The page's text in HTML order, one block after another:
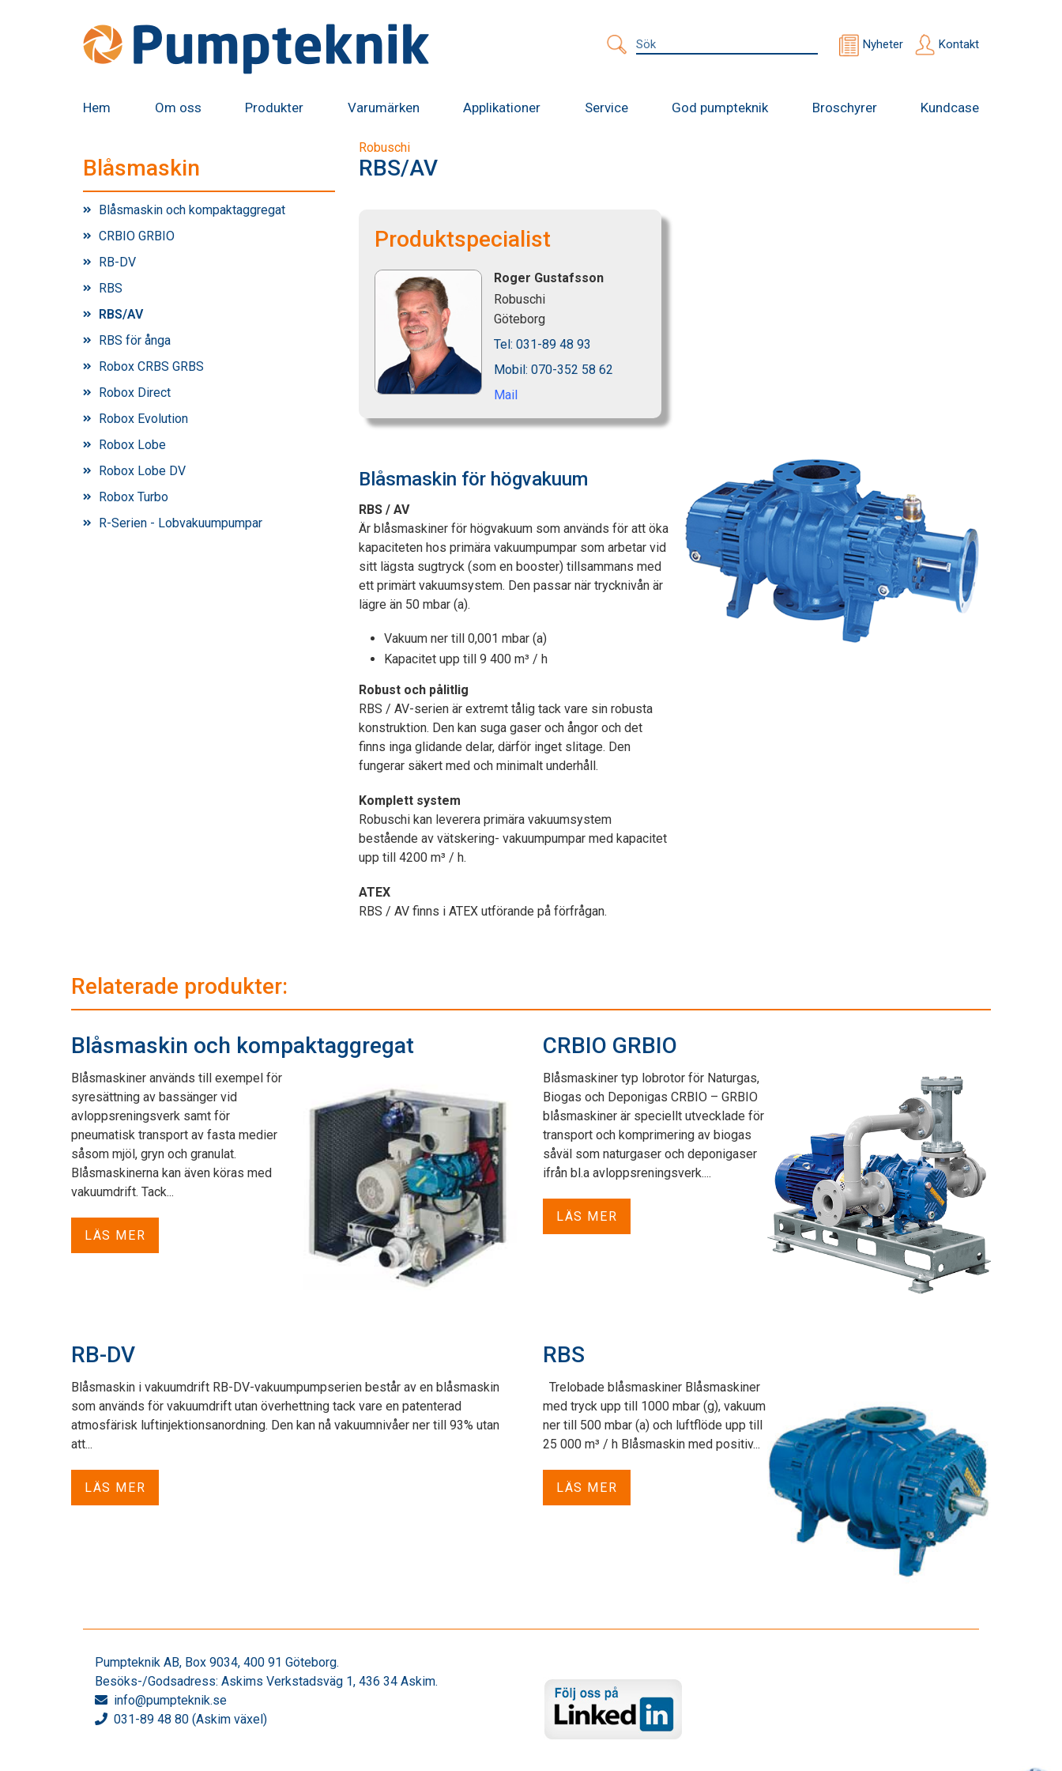
Sök
Nyheter Kontakt
Hem Om oss Produkter Varumärken Applikationer Service God pumpteknik Broschyrer Kundcase
Blåsmaskin
Blåsmaskin och kompaktaggregat
CRBIO GRBIO
RB-DV
RBS
RBS/AV
RBS för ånga
Robox CRBS GRBS
Robox Direct
Robox Evolution
Robox Lobe
Robox Lobe DV
Robox Turbo
R-Serien - Lobvakuumpumpar
Robuschi
RBS/AV
Produktspecialist
Roger Gustafsson
Robuschi
Göteborg
Tel: 031-89 48 93
Mobil: 070-352 58 62
Mail
Blåsmaskin för högvakuum
RBS / AV
Är blåsmaskiner för högvakuum som används för att öka
kapaciteten hos primära vakuumpumpar som arbetar vid
sitt lägsta sugtryck (som en booster) tillsammans med
ett primärt vakuumsystem. Den passar när trycknivån är
lägre än 50 mbar (a).
Vakuum ner till 0,001 mbar (a)
Kapacitet upp till 9 400 m³ / h
Robust och pålitlig
RBS / AV-serien är extremt tålig tack vare sin robusta
konstruktion. Den kan suga gaser och ångor och det
finns inga glidande delar, därför inget slitage. Den
fungerar säkert med och minimalt underhåll.
Komplett system
Robuschi kan leverera primära vakuumsystem
bestående av vätskering- vakuumpumpar med kapacitet
upp till 4200 m³ / h.
ATEX
RBS / AV finns i ATEX utförande på förfrågan.
Relaterade produkter:
Blåsmaskin och kompaktaggregat
Blåsmaskiner används till exempel för
syresättning av bassänger vid
avloppsreningsverk samt för
pneumatisk transport av fasta medier
såsom mjöl, gryn och granulat.
Blåsmaskinerna kan även köras med
vakuumdrift. Tack...
LÄS MER
CRBIO GRBIO
Blåsmaskiner typ lobrotor för Naturgas,
Biogas och Deponigas CRBIO – GRBIO
blåsmaskiner är speciellt utvecklade för
transport och komprimering av biogas
såväl som naturgaser och deponigaser
ifrån bl.a avloppsreningsverk....
LÄS MER
RB-DV
Blåsmaskin i vakuumdrift RB-DV-vakuumpumpserien består av en blåsmaskin
som används för vakuumdrift utan överhettning tack vare en patenterad
atmosfärisk luftinjektionsanordning. Den kan nå vakuumnivåer ner till 93% utan
att...
LÄS MER
RBS
Trelobade blåsmaskiner Blåsmaskiner
med tryck upp till 1000 mbar (g), vakuum
ner till 500 mbar (a) och luftflöde upp till
25 000 m³ / h Blåsmaskin med positiv...
LÄS MER
Pumpteknik AB, Box 9034, 400 91 Göteborg.
Besöks-/Godsadress: Askims Verkstadsväg 1, 436 34 Askim.
info@pumpteknik.se
031-89 48 80 (Askim växel)